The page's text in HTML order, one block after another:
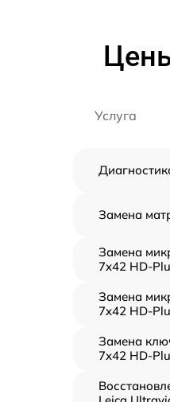
Услуга
Замена
Замена
7x42 HD-
Замена
7x42 HD-
Замена
7x42 HD-